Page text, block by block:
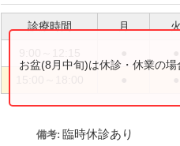
診療時間 月 火
お盆(8月中旬)は休診・休業の
備考: 臨時休診あり